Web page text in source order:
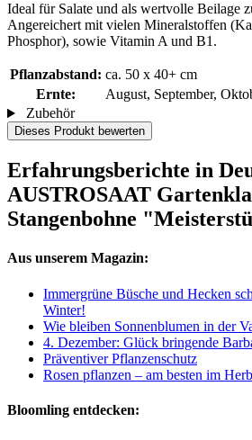
Ideal für Salate und als wertvolle Beilage
Angereichert mit vielen Mineralstoffen
Phosphor), sowie Vitamin A und B1.
Pflanzabstand: ca. 50 x 40+ cm
Ernte:
August, September,
Zubehör
Dieses Produkt bewerten
Erfahrungsberichte in
AUSTROSAAT
Stangenbohne
Aus unserem Magazin:
Immergrüne Büsche und Hecken
Winter!
Wie bleiben Sonnenblumen in der
4. Dezember: Glück bringende
Präventiver Pflanzenschutz
Rosen pflanzen – am besten im
Bloomling entdecken: